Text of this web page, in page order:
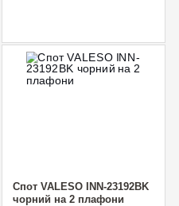
Спот VALESO INN-23192BK
чорний на 2 плафони